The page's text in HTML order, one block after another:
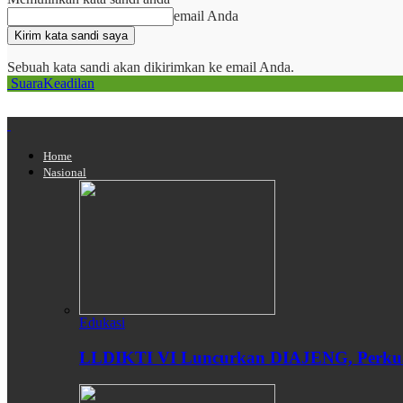
email Anda
Sebuah kata sandi akan dikirimkan ke email Anda.
SuaraKeadilan
Home
Nasional
Edukasi
LLDIKTI VI Luncurkan DIAJENG,